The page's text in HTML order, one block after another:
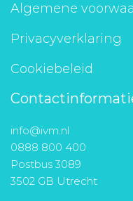
Algemene
Privacyverklaring
Cookiebeleid
info@ivm.nl
0888 800 400
Postbus 3089
3502 GB Utrecht